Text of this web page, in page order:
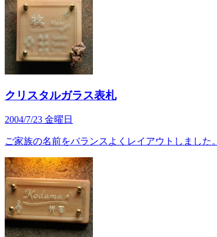
クリスタルガラス表札
2004/7/23 金曜日
ご家族の名前をバランスよくレイアウトしました。